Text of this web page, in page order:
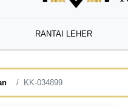
RANTAI LEHER
KK-034899